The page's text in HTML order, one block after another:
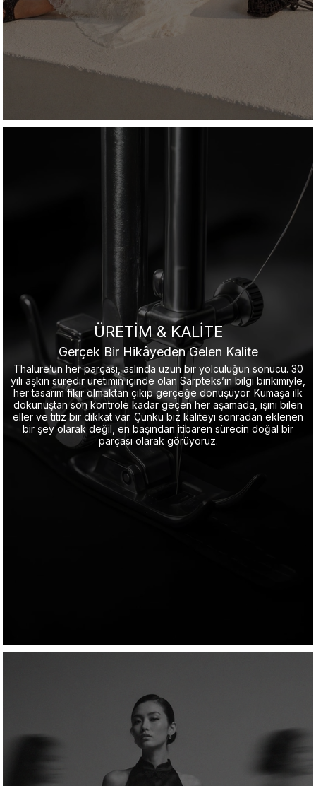
ÜRETİM & KALİTE
Gerçek Bir Hikâyeden Gelen Kalite
Thalure’un her parçası, aslında uzun bir yolculuğun sonucu. 30
yılı aşkın süredir üretimin içinde olan Sarpteks’in bilgi birikimiyle,
her tasarım fikir olmaktan çıkıp gerçeğe dönüşüyor. Kumaşa ilk
dokunuştan son kontrole kadar geçen her aşamada, işini bilen
eller ve titiz bir dikkat var. Çünkü biz kaliteyi sonradan eklenen
bir şey olarak değil, en başından itibaren sürecin doğal bir
parçası olarak görüyoruz.